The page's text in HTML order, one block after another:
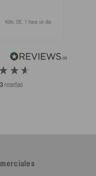
reseñas
Köln, DE, 1 hace un dia